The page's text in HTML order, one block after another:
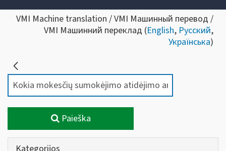
VMI Machine translation / VMI Машинный перевод /
VMI Машинний переклад (English, Русский,
Українська)
Paieška